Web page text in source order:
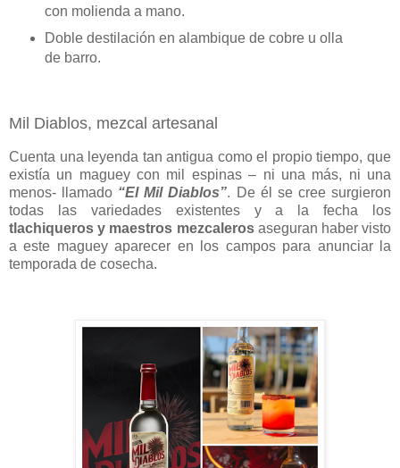
con molienda a mano.
Doble destilación en alambique de cobre u olla
de barro.
Mil Diablos, mezcal artesanal
Cuenta una leyenda tan antigua como el propio tiempo, que
existía un maguey con mil espinas – ni una más, ni una
menos- llamado “El Mil Diablos”. De él se cree surgieron
todas las variedades existentes y a la fecha los
tlachiqueros y maestros mezcalerosaseguran haber visto
a este maguey aparecer en los campos para anunciar la
temporada de cosecha.